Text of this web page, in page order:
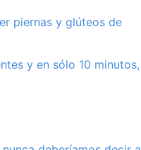
piernas y glúteos de
y en sólo 10 minutos,